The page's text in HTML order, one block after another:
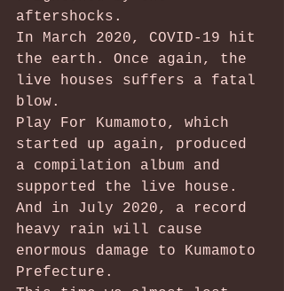
aftershocks.
In March 2020, COVID-19 hit
the earth. Once again, the
live houses suffers a fatal
blow.
Play For Kumamoto, which
started up again, produced
a compilation album and
supported the live house.
And in July 2020, a record
heavy rain will cause
enormous damage to Kumamoto
Prefecture.